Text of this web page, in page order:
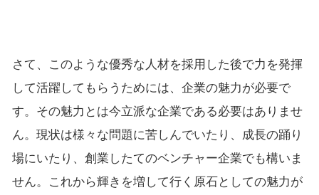
さて、このような優秀な人材を採用した後で力を発揮
して活躍してもらうためには、企業の魅力が必要で
す。その魅力とは今立派な企業である必要はありませ
ん。現状は様々な問題に苦しんでいたり、成長の踊り
場にいたり、創業したてのベンチャー企業でも構いま
せん。これから輝きを増して行く原石としての魅力が